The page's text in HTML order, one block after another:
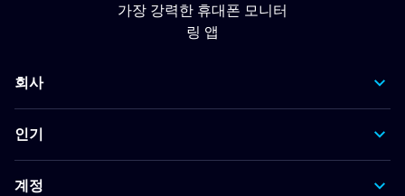
가장 강력한 휴대폰 모니터
링 앱
회사
인기
계정